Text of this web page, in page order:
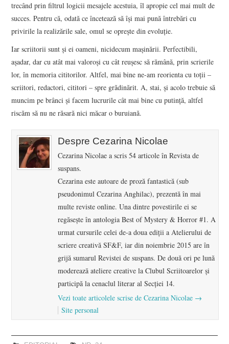
trecând prin filtrul logicii mesajele acestuia, îl apropie cel mai mult de
succes. Pentru că, odată ce încetează să își mai pună întrebări cu
privirile la realizările sale, omul se oprește din evoluție.
Iar scriitorii sunt și ei oameni, nicidecum mașinării. Perfectibili,
așadar, dar cu atât mai valoroși cu cât reușesc să rămână, prin scrierile
lor, în memoria cititorilor. Altfel, mai bine ne-am reorienta cu toții –
scriitori, redactori, cititori – spre grădinărit. A, stai, și acolo trebuie să
muncim pe brânci și facem lucrurile cât mai bine cu putință, altfel
riscăm să nu ne răsară nici măcar o buruiană.
Despre Cezarina Nicolae
Cezarina Nicolae a scris 54 articole în Revista de
suspans.
Cezarina este autoare de proză fantastică (sub
pseudonimul Cezarina Anghilac), prezentă în mai
multe reviste online. Una dintre povestirile ei se
regăsește în antologia Best of Mystery & Horror #1. A
urmat cursurile celei de-a doua ediții a Atelierului de
scriere creativă SF&F, iar din noiembrie 2015 are în
grijă sumarul Revistei de suspans. De două ori pe lună
moderează ateliere creative la Clubul Scriitoarelor și
participă la cenaclul literar al Secției 14.
Vezi toate articolele scrise de Cezarina Nicolae →
Site personal